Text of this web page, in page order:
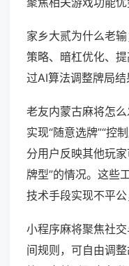
家乡大贰为什么老
策略、暗杠优化、
过AI算法调整牌局结
老友内蒙古麻将怎
实现“随意选牌”“控
分用户反映其他玩
牌型”的情况。这些
技术手段实现不平公
小程序麻将聚焦社
间规则，可自由调